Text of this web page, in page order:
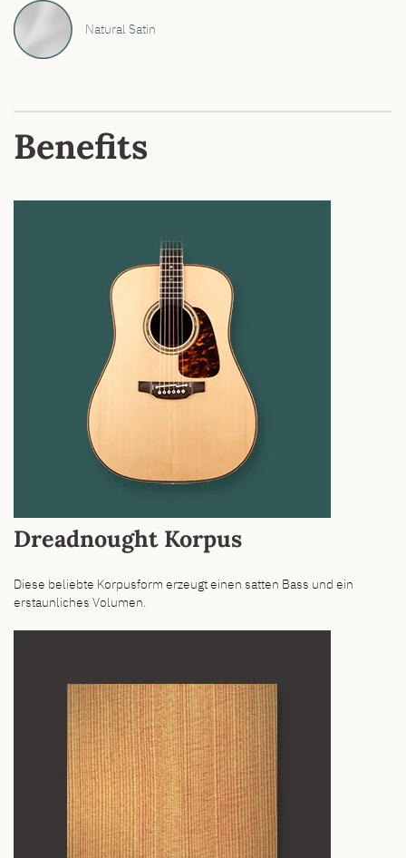
Natural Satin
Benefits
Dreadnought Korpus
Diese beliebte Korpusform erzeugt einen satten Bass und ein
erstaunliches Volumen.